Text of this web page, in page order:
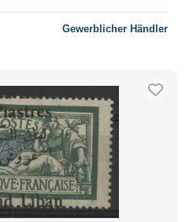
Gewerblicher Händler